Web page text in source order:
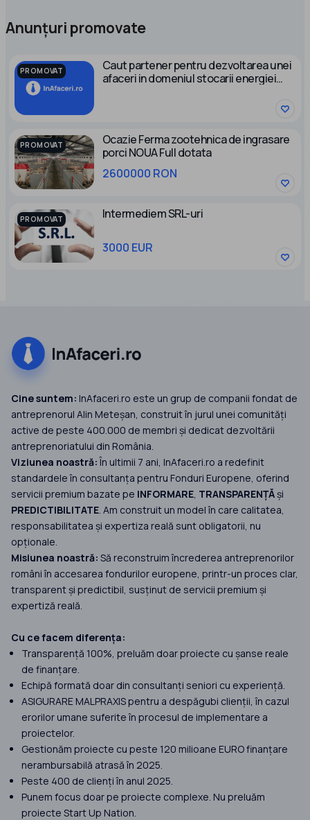
Anunțuri promovate
PROMOVAT
Caut partener pentru dezvoltarea unei
afaceri in domeniul stocarii energiei
PROMOVAT
Ocazie Ferma zootehnica de ingrasare
porci NOUA Full dotata
2600000 RON
PROMOVAT Intermediem SRL-uri
3000 EUR
Cine suntem: InAfaceri.ro este un grup de companii fondat de
antreprenorul Alin Meteșan, construit în jurul unei comunități
active de peste 400.000 de membri și dedicat dezvoltării
antreprenoriatului din România.
Viziunea noastră:În ultimii 7 ani, InAfaceri.ro a redefinit
standardele în consultanța pentru Fonduri Europene, oferind
servicii premium bazate pe INFORMARE, TRANSPARENȚĂși
PREDICTIBILITATE. Am construit un model în care calitatea,
responsabilitatea și expertiza reală sunt obligatorii, nu
opționale.
Misiunea noastră: Să reconstruim încrederea antreprenorilor
români în accesarea fondurilor europene, printr-un proces clar,
transparent și predictibil, susținut de servicii premium și
expertiză reală.
Cu ce facem diferența:
Transparență 100%, preluăm doar proiecte cu șanse reale
de finanțare.
Echipă formată doar din consultanți seniori cu experiență.
ASIGURARE MALPRAXIS pentru a despăgubi clienții, în cazul
erorilor umane suferite în procesul de implementare a
proiectelor.
Gestionăm proiecte cu peste 120 milioane EURO finanțare
nerambursabilă atrasă în 2025.
Peste 400 de clienți în anul 2025.
Punem focus doar pe proiecte complexe. Nu preluăm
proiecte Start Up Nation.